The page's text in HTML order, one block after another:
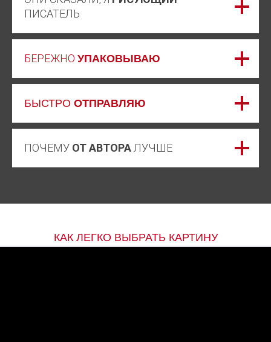
ПИСАТЕЛЬ
БЕРЕЖНО УПАКОВЫВАЮ
БЫСТРО ОТПРАВЛЯЮ
ПОЧЕМУ ОТ АВТОРА ЛУЧШЕ
КАК ЛЕГКО ВЫБРАТЬ КАРТИНУ